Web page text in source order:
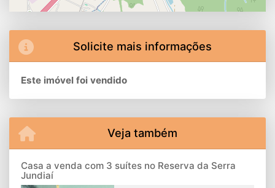
Solicite mais informações
Este imóvel foi vendido
Veja também
Casa a venda com 3 suítes no Reserva da Serra
Jundiaí